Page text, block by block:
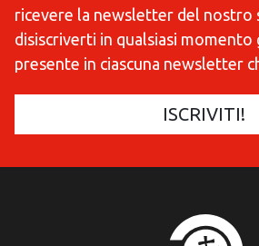
ricevere la newsletter del nostro
disiscriverti in qualsiasi momento
presente in ciascuna newsletter